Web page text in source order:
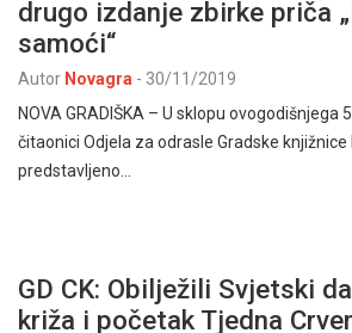
drugo izdanje zbirke priča
samoći“
Autor Novagra - 30/11/2019
NOVA GRADIŠKA – U sklopu ovogodišnjega
čitaonici Odjela za odrasle Gradske knjižnice
predstavljeno…
GD CK: Obilježili Svjetski
križa i početak Tjedna